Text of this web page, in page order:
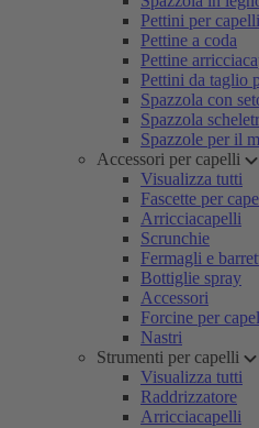
Pettini per capelli
Pettine a coda
Pettine
Pettini da taglio
Spazzola con
Spazzola
Spazzole per il
Accessori per capelli
Visualizza tutti
Fascette per
Arricciacapelli
Scrunchie
Fermagli e
Bottiglie spray
Accessori
Forcine per
Nastri
Strumenti per capelli
Visualizza tutti
Raddrizzatore
Arricciacapelli